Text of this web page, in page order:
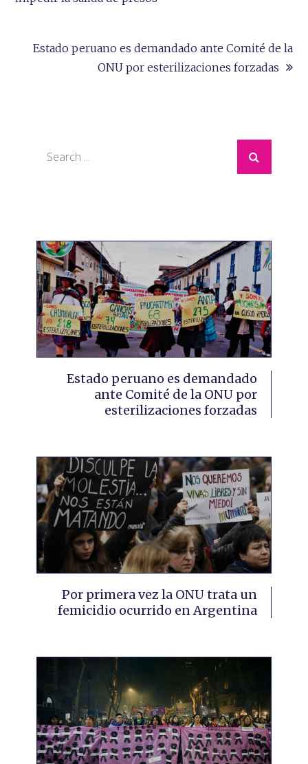
Estado peruano es demandado ante Comité de la
ONU por esterilizaciones forzadas
Estado peruano es demandado
ante Comité de la ONU por
esterilizaciones forzadas
Por primera vez la ONU trata un
femicidio ocurrido en Argentina